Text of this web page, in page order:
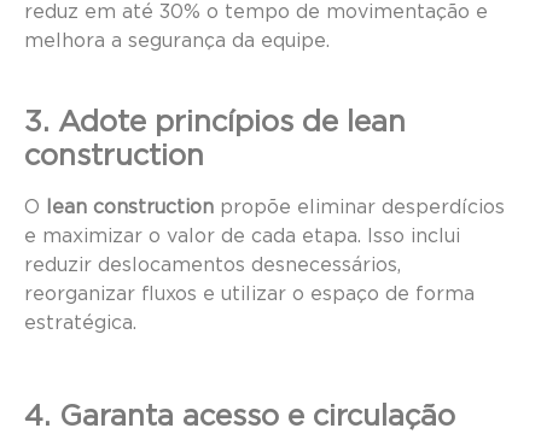
reduz em até 30% o tempo de movimentação e
melhora a segurança da equipe.
3. Adote princípios de lean
construction
O lean construction propõe eliminar desperdícios
e maximizar o valor de cada etapa. Isso inclui
reduzir deslocamentos desnecessários,
reorganizar fluxos e utilizar o espaço de forma
estratégica.
4. Garanta acesso e circulação